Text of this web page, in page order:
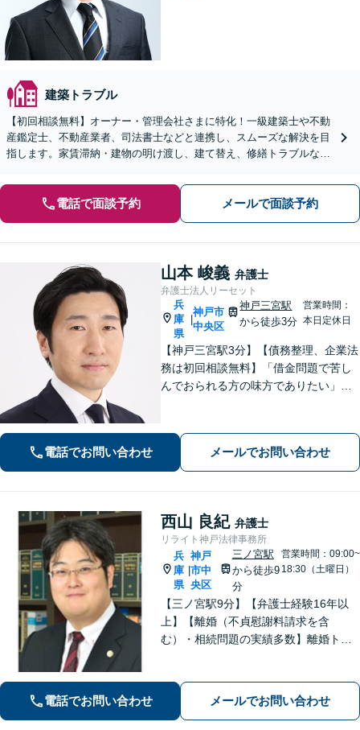
建築トラブル
【初回相談無料】オーナー・管理会社さまに特化！一級建築士や不動
産鑑定士、不動産業者、司法書士などと連携し、スムーズな解決を目
指します。家賃滞納・建物の明け渡し、建て替え、修繕トラブルな
電話で面談予約 メールで面談予約
山本 峻義 弁護士
弁護士法人リーセット
兵
庫
県
神戸市
中央区
神戸三宮駅
から徒歩3分
営業時間：
本日定休日
【神戸三宮駅3分】【債務整理、企業法
務は初回相談無料】「借金問題で苦し
んでおられる方の味方でありたい」
EやChatworkなどに対応」
電話でお問い合わせ メールでお問い合わせ
西山 良紀 弁護士
リライト神戸法律事務所
兵
庫
県
神戸
市中
央区
三ノ宮駅
から徒歩9
分
営業時間：09:00~
18:30（土曜日）
【三ノ宮駅9分】【弁護士経験16年以
上】【離婚（不貞慰謝料請求を含
む）・相続問題の実績多数】離婚トラ
く、依頼者が有利な条件で解決できる
対処法をご提案します。【初回相談無
電話でお問い合わせ メールでお問い合わせ